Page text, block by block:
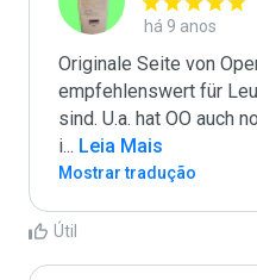
há 9 anos
Originale Seite von
empfehlenswert für
sind. U.a. hat OO auch
i... Leia Mais
Mostrar tradução
Útil